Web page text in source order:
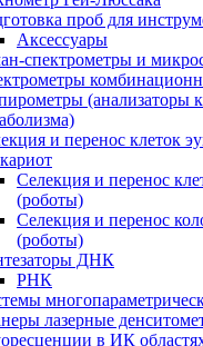
проб для
Аксессуары
спектрометры и
(анализаторы
и перенос клеток
Селекция и перенос
(роботы)
Селекция и перенос
(роботы)
ДНК
РНК
лазерные
в ИК